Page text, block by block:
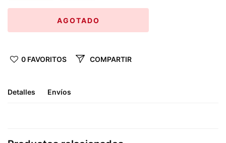
AGOTADO
0 FAVORITOS COMPARTIR
Detalles Envíos